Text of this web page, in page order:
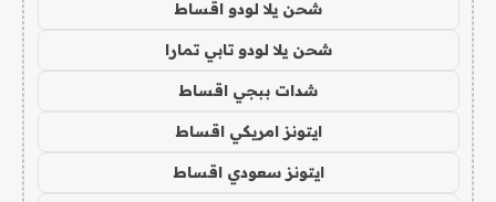
شحن يلا لودو اقساط
شحن يلا لودو تابي تمارا
شدات ببجي اقساط
ايتونز امريكي اقساط
ايتونز سعودي اقساط